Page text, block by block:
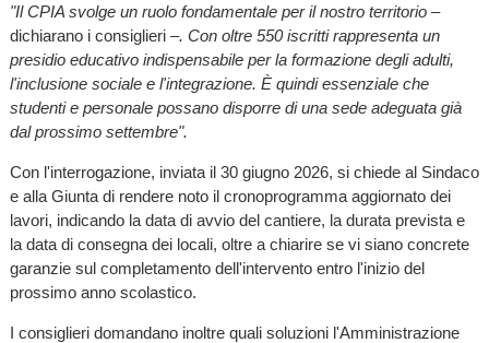
"Il CPIA svolge un ruolo fondamentale per il nostro territorio –
dichiarano i consiglieri –. Con oltre 550 iscritti rappresenta un
presidio educativo indispensabile per la formazione degli adulti,
l'inclusione sociale e l'integrazione. È quindi essenziale che
studenti e personale possano disporre di una sede adeguata già
dal prossimo settembre".
Con l'interrogazione, inviata il 30 giugno 2026, si chiede al Sindaco
e alla Giunta di rendere noto il cronoprogramma aggiornato dei
lavori, indicando la data di avvio del cantiere, la durata prevista e
la data di consegna dei locali, oltre a chiarire se vi siano concrete
garanzie sul completamento dell'intervento entro l'inizio del
prossimo anno scolastico.
I consiglieri domandano inoltre quali soluzioni l'Amministrazione